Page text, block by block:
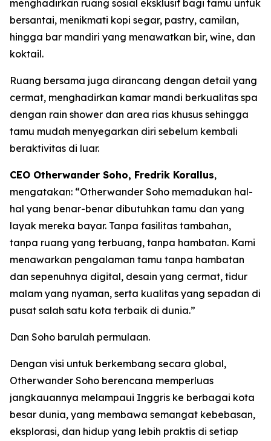
menghadirkan ruang sosial eksklusif bagi tamu untuk
bersantai, menikmati kopi segar, pastry, camilan,
hingga bar mandiri yang menawatkan bir, wine, dan
koktail.
Ruang bersama juga dirancang dengan detail yang
cermat, menghadirkan kamar mandi berkualitas spa
dengan rain shower dan area rias khusus sehingga
tamu mudah menyegarkan diri sebelum kembali
beraktivitas di luar.
CEO Otherwander Soho, Fredrik Korallus,
mengatakan: “Otherwander Soho memadukan hal-
hal yang benar-benar dibutuhkan tamu dan yang
layak mereka bayar. Tanpa fasilitas tambahan,
tanpa ruang yang terbuang, tanpa hambatan. Kami
menawarkan pengalaman tamu tanpa hambatan
dan sepenuhnya digital, desain yang cermat, tidur
malam yang nyaman, serta kualitas yang sepadan di
pusat salah satu kota terbaik di dunia.”
Dan Soho barulah permulaan.
Dengan visi untuk berkembang secara global,
Otherwander Soho berencana memperluas
jangkauannya melampaui Inggris ke berbagai kota
besar dunia, yang membawa semangat kebebasan,
eksplorasi, dan hidup yang lebih praktis di setiap